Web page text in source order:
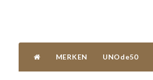
MERKEN UNOde50